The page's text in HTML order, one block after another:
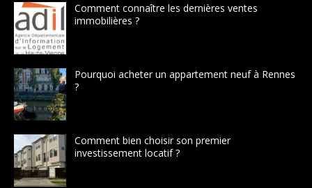
Comment connaître les dernières ventes
immobilières ?
Pourquoi acheter un appartement neuf à Rennes
?
Comment bien choisir son premier
investissement locatif ?